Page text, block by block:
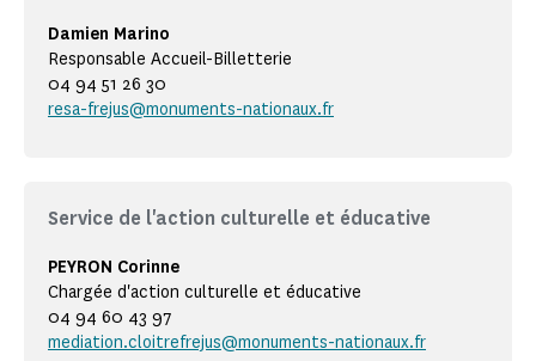
Damien Marino
Responsable Accueil-Billetterie
04 94 51 26 30
resa-frejus@monuments-nationaux.fr
Service de l'action culturelle et éducative
PEYRON Corinne
Chargée d'action culturelle et éducative
04 94 60 43 97
mediation.cloitrefrejus@monuments-nationaux.fr